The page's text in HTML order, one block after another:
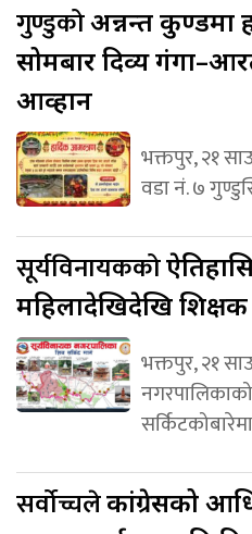
गुण्डुकोअन्नन्त कुण्डमा
सोमबार दिव्य
आव्हान
भक्तपुर, २१
वडा नं. ७
सूर्यविनायकको
महिलादेखिदेखि शिक्षक
भक्तपुर, २१
सर्किटकोबारेमा
सर्वोच्चलेकांग्रेसको